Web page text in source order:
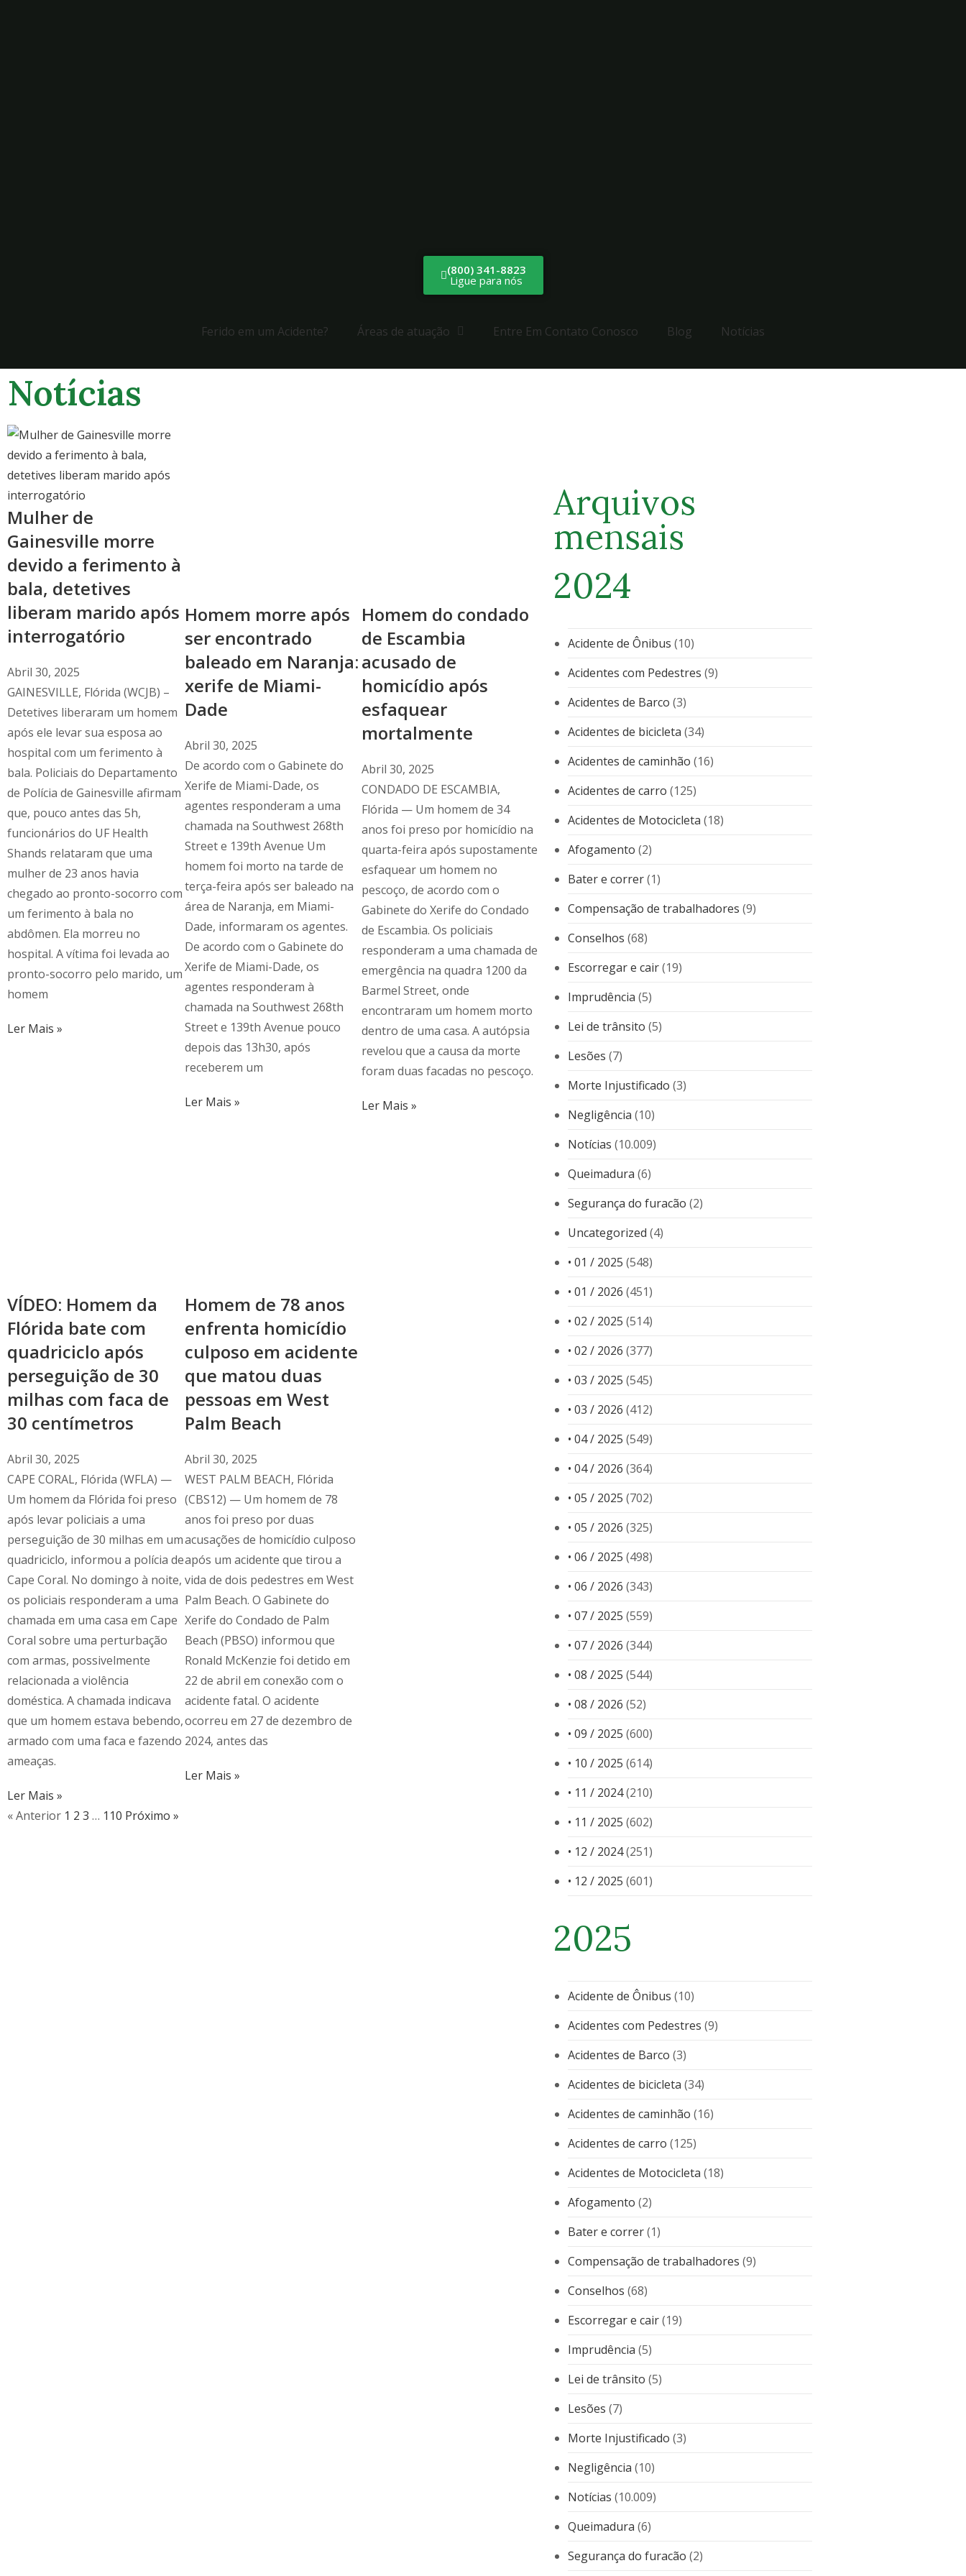
(800) 341-8823
Ligue para nós
Ferido em um Acidente? Áreas de atuação Entre Em Contato Conosco Blog Notícias
Notícias
Mulher de
Gainesville morre
devido a ferimento à
bala, detetives
liberam marido após
interrogatório
Abril 30, 2025
GAINESVILLE, Flórida (WCJB) –
Detetives liberaram um homem
após ele levar sua esposa ao
hospital com um ferimento à
bala. Policiais do Departamento
de Polícia de Gainesville afirmam
que, pouco antes das 5h,
funcionários do UF Health
Shands relataram que uma
mulher de 23 anos havia
chegado ao pronto-socorro com
um ferimento à bala no
abdômen. Ela morreu no
hospital. A vítima foi levada ao
pronto-socorro pelo marido, um
homem
Ler Mais »
Homem morre após
ser encontrado
baleado em Naranja:
xerife de Miami-
Dade
Abril 30, 2025
De acordo com o Gabinete do
Xerife de Miami-Dade, os
agentes responderam a uma
chamada na Southwest 268th
Street e 139th Avenue Um
homem foi morto na tarde de
terça-feira após ser baleado na
área de Naranja, em Miami-
Dade, informaram os agentes.
De acordo com o Gabinete do
Xerife de Miami-Dade, os
agentes responderam à
chamada na Southwest 268th
Street e 139th Avenue pouco
depois das 13h30, após
receberem um
Ler Mais »
Homem do condado
de Escambia
acusado de
homicídio após
esfaquear
mortalmente
Abril 30, 2025
CONDADO DE ESCAMBIA,
Flórida — Um homem de 34
anos foi preso por homicídio na
quarta-feira após supostamente
esfaquear um homem no
pescoço, de acordo com o
Gabinete do Xerife do Condado
de Escambia. Os policiais
responderam a uma chamada de
emergência na quadra 1200 da
Barmel Street, onde
encontraram um homem morto
dentro de uma casa. A autópsia
revelou que a causa da morte
foram duas facadas no pescoço.
Ler Mais »
VÍDEO: Homem da
Flórida bate com
quadriciclo após
perseguição de 30
milhas com faca de
30 centímetros
Abril 30, 2025
CAPE CORAL, Flórida (WFLA) —
Um homem da Flórida foi preso
após levar policiais a uma
perseguição de 30 milhas em um
quadriciclo, informou a polícia de
Cape Coral. No domingo à noite,
os policiais responderam a uma
chamada em uma casa em Cape
Coral sobre uma perturbação
com armas, possivelmente
relacionada a violência
doméstica. A chamada indicava
que um homem estava bebendo,
armado com uma faca e fazendo
ameaças.
Ler Mais »
Homem de 78 anos
enfrenta homicídio
culposo em acidente
que matou duas
pessoas em West
Palm Beach
Abril 30, 2025
WEST PALM BEACH, Flórida
(CBS12) — Um homem de 78
anos foi preso por duas
acusações de homicídio culposo
após um acidente que tirou a
vida de dois pedestres em West
Palm Beach. O Gabinete do
Xerife do Condado de Palm
Beach (PBSO) informou que
Ronald McKenzie foi detido em
22 de abril em conexão com o
acidente fatal. O acidente
ocorreu em 27 de dezembro de
2024, antes das
Ler Mais »
« Anterior 1 2 3 … 110 Próximo »
Arquivos
mensais
2024
Acidente de Ônibus (10)
Acidentes com Pedestres (9)
Acidentes de Barco (3)
Acidentes de bicicleta (34)
Acidentes de caminhão (16)
Acidentes de carro (125)
Acidentes de Motocicleta (18)
Afogamento (2)
Bater e correr(1)
Compensação de trabalhadores (9)
Conselhos (68)
Escorregar e cair(19)
Imprudência (5)
Lei de trânsito (5)
Lesões (7)
Morte Injustificado (3)
Negligência (10)
Notícias (10.009)
Queimadura (6)
Segurança do furacão (2)
Uncategorized (4)
• 01 / 2025 (548)
• 01 / 2026 (451)
• 02 / 2025 (514)
• 02 / 2026 (377)
• 03 / 2025 (545)
• 03 / 2026 (412)
• 04 / 2025 (549)
• 04 / 2026 (364)
• 05 / 2025 (702)
• 05 / 2026 (325)
• 06 / 2025 (498)
• 06 / 2026 (343)
• 07 / 2025 (559)
• 07 / 2026 (344)
• 08 / 2025 (544)
• 08 / 2026 (52)
• 09 / 2025 (600)
• 10 / 2025 (614)
• 11 / 2024(210)
• 11 / 2025 (602)
• 12 / 2024(251)
• 12 / 2025 (601)
2025
Acidente de Ônibus (10)
Acidentes com Pedestres (9)
Acidentes de Barco (3)
Acidentes de bicicleta (34)
Acidentes de caminhão (16)
Acidentes de carro (125)
Acidentes de Motocicleta (18)
Afogamento (2)
Bater e correr(1)
Compensação de trabalhadores (9)
Conselhos (68)
Escorregar e cair(19)
Imprudência (5)
Lei de trânsito (5)
Lesões (7)
Morte Injustificado (3)
Negligência (10)
Notícias (10.009)
Queimadura (6)
Segurança do furacão (2)